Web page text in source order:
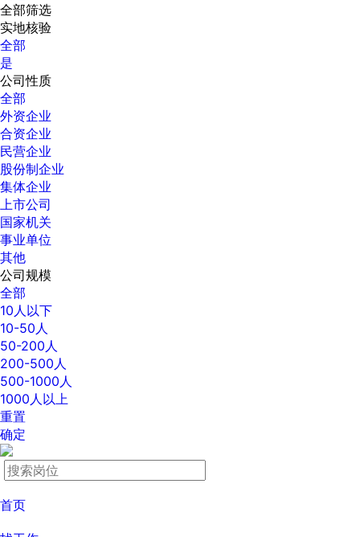
全部筛选
实地核验
全部
是
公司性质
全部
外资企业
合资企业
民营企业
股份制企业
集体企业
上市公司
国家机关
事业单位
其他
公司规模
全部
10人以下
10-50人
50-200人
200-500人
500-1000人
1000人以上
重置
确定
首页